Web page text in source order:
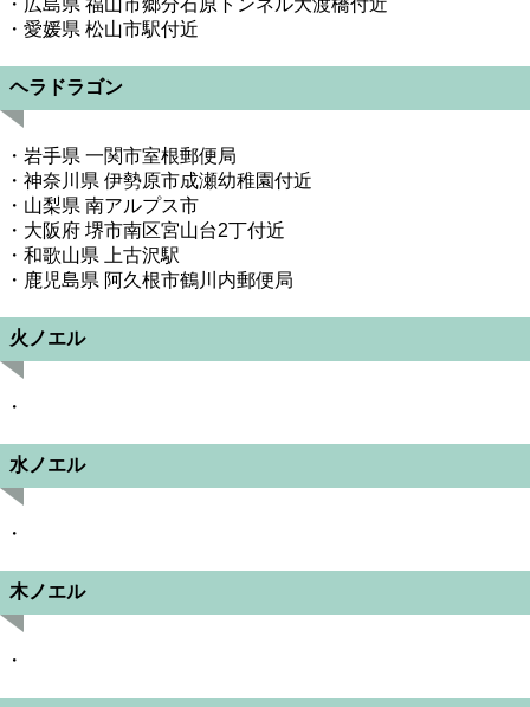
・広島県 福山市郷分石原トンネル大渡橋付近
・愛媛県 松山市駅付近
ヘラドラゴン
・岩手県 一関市室根郵便局
・神奈川県 伊勢原市成瀬幼稚園付近
・山梨県 南アルプス市
・大阪府 堺市南区宮山台2丁付近
・和歌山県 上古沢駅
・鹿児島県 阿久根市鶴川内郵便局
火ノエル
・
水ノエル
・
木ノエル
・